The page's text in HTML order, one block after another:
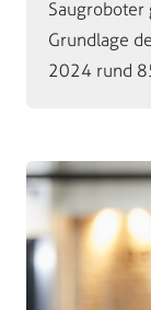
Saugroboter
Grundlage
2024 rund